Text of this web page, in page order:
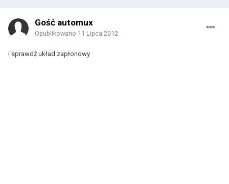
Gość automux
Opublikowano 11 Lipca 2012
i sprawdź układ zapłonowy